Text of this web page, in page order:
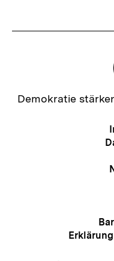
Zur
Demokratie